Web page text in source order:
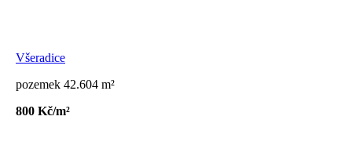
Všeradice
pozemek 42.604 m²
800 Kč/m²